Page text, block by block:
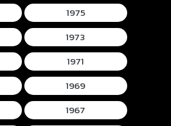
1975
1973
1971
1969
1967